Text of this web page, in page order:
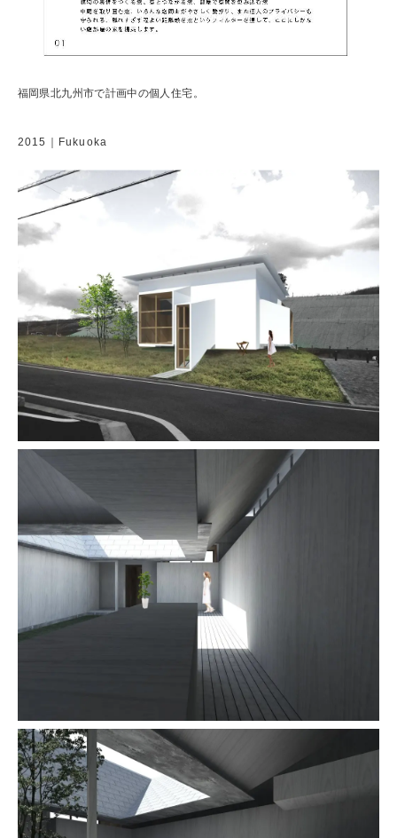
福岡県北九州市で計画中の個人住宅。
2015｜Fukuoka